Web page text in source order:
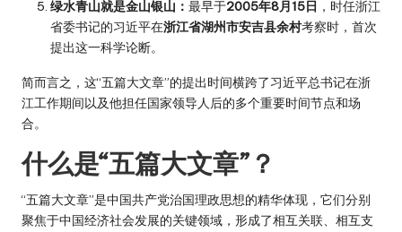
绿水青山就是金山银山： 最早于2005年8月15日 ，时任浙江
省委书记的习近平在浙江省湖州市安吉县余村考察时，首次
提出这一科学论断。
简而言之，这“五篇大文章”的提出时间横跨了习近平总书记在浙
江工作期间以及他担任国家领导人后的多个重要时间节点和场
合。
什么是“五篇大文章”？
“五篇大文章”是中国共产党治国理政思想的精华体现，它们分别
聚焦于中国经济社会发展的关键领域，形成了相互关联、相互支